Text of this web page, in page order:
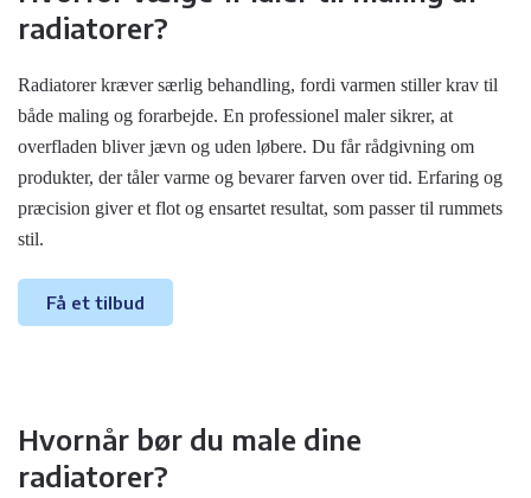
radiatorer?
Radiatorer kræver særlig behandling, fordi varmen stiller krav til
både maling og forarbejde. En professionel maler sikrer, at
overfladen bliver jævn og uden løbere. Du får rådgivning om
produkter, der tåler varme og bevarer farven over tid. Erfaring og
præcision giver et flot og ensartet resultat, som passer til rummets
stil.
Få et tilbud
Hvornår bør du male dine
radiatorer?